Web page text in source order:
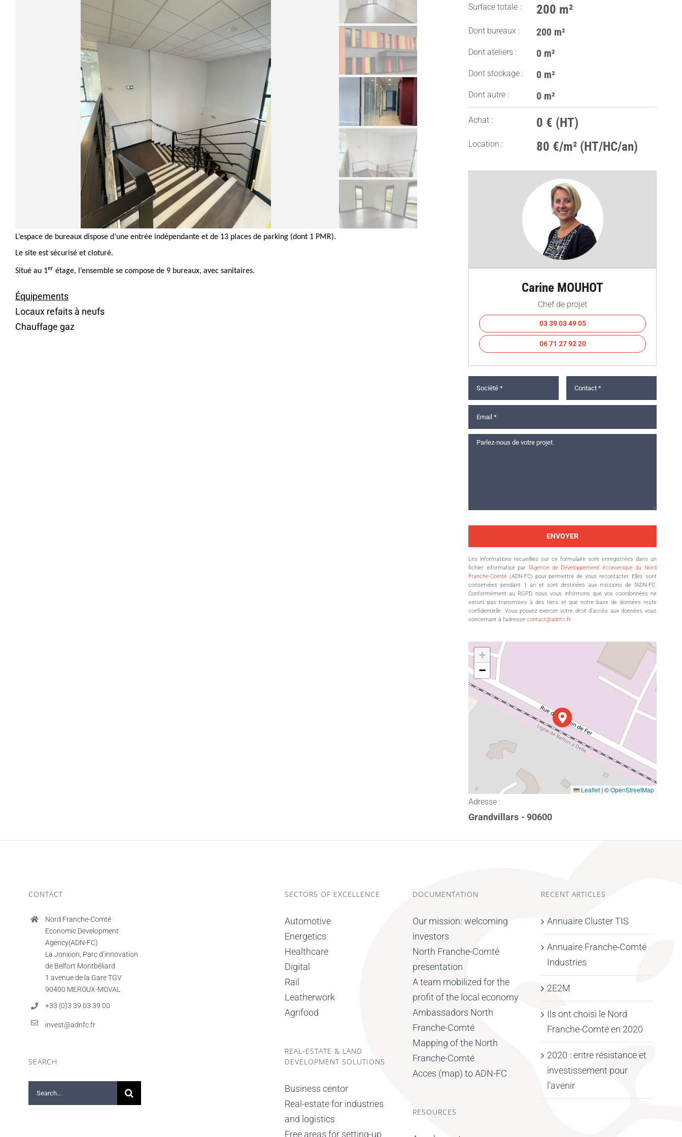
L’espace de bureaux dispose d’une entrée indépendante et de 13 places de parking (dont 1 PMR).
Le site est sécurisé et cloturé.
Situé au 1er étage, l’ensemble se compose de 9 bureaux, avec sanitaires.
Équipements
Locaux refaits à neufs
Chauffage gaz
Surface totale : 200 m²
Dont bureaux : 200 m²
Dont ateliers : 0 m²
Dont stockage : 0 m²
Dont autre : 0 m²
Achat : 0 € (HT)
Location : 80 €/m² (HT/HC/an)
Carine MOUHOT
Chef de projet
03 39 03 49 05
06 71 27 92 20
Les informations recueillies sur ce formulaire sont enregistrées dans un
fichier informatisé par l'Agence de Développement économique du Nord
Franche-Comté (ADN-FC) pour permettre de vous recontacter. Elles sont
conservées pendant 1 an et sont destinées aux missions de l’ADN-FC.
Conformément au RGPD, nous vous informons que vos coordonnées ne
seront pas transmises à des tiers et que notre base de données reste
confidentielle. Vous pouvez exercer votre droit d’accès aux données vous
concernant à l'adressecontact@adnfc.fr
+
−
Leaflet | ©OpenStreetMap
Adresse :
Grandvillars - 90600
CONTACT
Nord Franche-Comté
Economic Development
Agency(ADN-FC)
La Jonxion, Parc d’innovation
de Belfort Montbéliard
1 avenue de la Gare TGV
90400 MEROUX-MOVAL
+33 (0)3 39 03 39 00
invest@adnfc.fr
SEARCH
Search
for:
SECTORS OF EXCELLENCE
Automotive
Energetics
Healthcare
Digital
Rail
Leatherwork
Agrifood
REAL-ESTATE & LAND
DEVELOPMENT SOLUTIONS
Business centor
Real-estate for industries
and logistics
Free areas for setting-up
DOCUMENTATION
Our mission: welcoming
investors
North Franche-Comté
presentation
A team mobilized for the
profit of the local economy
Ambassadors North
Franche-Comté
Mapping of the North
Franche-Comté
Acces (map) to ADN-FC
RESOURCES
RECENT ARTICLES
Annuaire Cluster TIS
Annuaire Franche-Comté
Industries
2E2M
Ils ont choisi le Nord
Franche-Comté en 2020
2020 : entre résistance et
investissement pour
l’avenir